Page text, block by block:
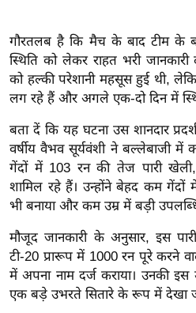
मि
सा
ल
श
ख्सि
य
त
यं
ग
इं
डि
या
सा
गौरतलब है कि मैच के बाद टीम के
स्थिति को लेकर राहत भरी जानकारी
को हल्की परेशानी महसूस हुई थी,
लग रहे हैं और अगले एक-दो दिन में
बता दें कि यह घटना उस शानदार
वर्षीय वैभव सूर्यवंशी ने बल्लेबाजी में
गेंदों में 103 रन की तेज पारी
शामिल रहे हैं। उन्होंने बेहद कम गेंदों
भी बनाया और कम उम्र में बड़ी
मौजूद जानकारी के अनुसार, इस
टी-20 प्रारूप में 1000 रन पूरे करने
में अपना नाम दर्ज कराया। उनकी इस
एक बड़े उभरते सितारे के रूप में देखा